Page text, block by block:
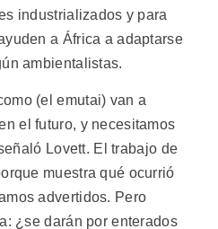
industrializados y para
a África a adaptarse
ambientalistas.
(el emutai) van a
el futuro, y necesitamos
Lovett. El trabajo de
muestra qué ocurrió
advertidos. Pero
¿se darán por enterados